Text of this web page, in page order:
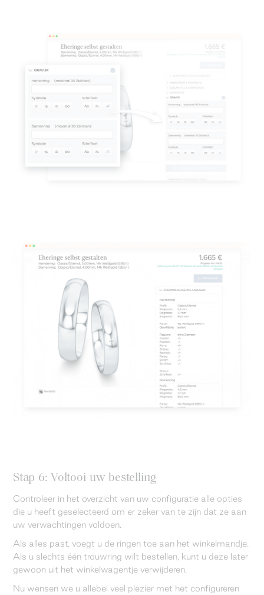
Stap 6: Voltooi uw bestelling
Controleer in het overzicht van uw configuratie alle opties
die u heeft geselecteerd om er zeker van te zijn dat ze aan
uw verwachtingen voldoen.
Als alles past, voegt u de ringen toe aan het winkelmandje.
Als u slechts één trouwring wilt bestellen, kunt u deze later
gewoon uit het winkelwagentje verwijderen.
Nu wensen we u allebei veel plezier met het configureren